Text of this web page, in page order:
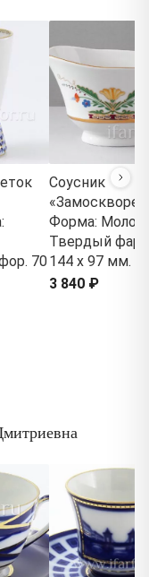
70
Соусник
Форма:
Твердый
144 x 97 мм.
3 840 ₽